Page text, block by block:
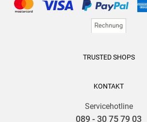
TRUSTED SHOPS
KONTAKT
Servicehotline
089 - 30 75 79 03